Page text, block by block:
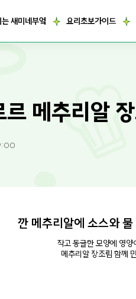
새미네부엌 요리초보가이드
르 메추리알
깐 메추리알에 소스와
작고 동글한 모양에 영양
메추리알 장조림 함께